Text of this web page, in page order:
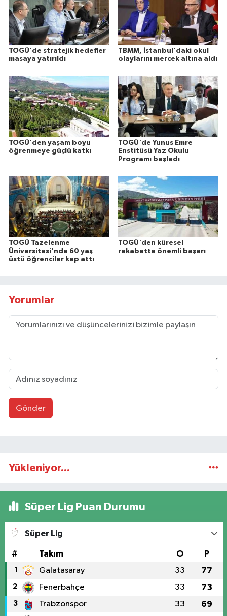
TOGÜ'de stratejik hedefler
masaya yatırıldı
TBMM, İstanbul'daki okul
olaylarını mercek altına aldı
TOGÜ'den yaşam boyu
öğrenmeye güçlü katkı
TOGÜ'de Yunus Emre
Enstitüsü Yaz Okulu
Programı başladı
TOGÜ Tazelenme
Üniversitesi'nde 60 yaş
üstü öğrenciler kep attı
TOGÜ'den küresel
rekabette önemli başarı
Yorumlar
Gönder
Yükleniyor...
Süper Lig Puan Durumu
Süper Lig
# Takım O P
1 Galatasaray 33 77
2 Fenerbahçe 33 73
3 Trabzonspor 33 69